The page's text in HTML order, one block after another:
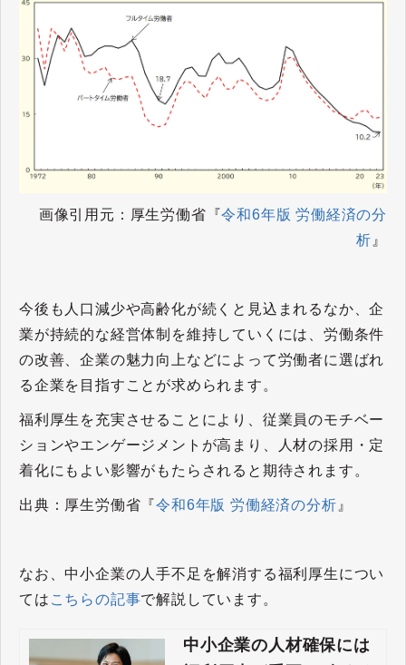
画像引用元：厚生労働省『令和6年版 労働経済の分
析 』
今後も人口減少や高齢化が続くと見込まれるなか、企
業が持続的な経営体制を維持していくには、労働条件
の改善、企業の魅力向上などによって労働者に選ばれ
る企業を目指すことが求められます。
福利厚生を充実させることにより、従業員のモチベー
ションやエンゲージメントが高まり、人材の採用・定
着化にもよい影響がもたらされると期待されます。
出典：厚生労働省『令和6年版 労働経済の分析 』
なお、中小企業の人手不足を解消する福利厚生につい
ては こちらの記事で解説しています。
中小企業の人材確保には